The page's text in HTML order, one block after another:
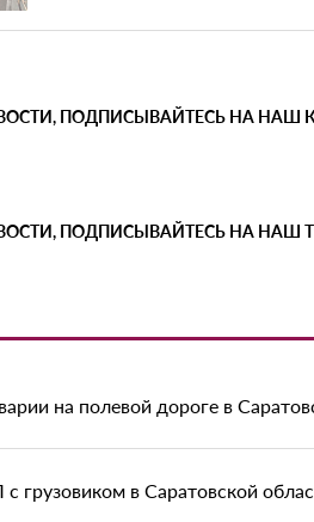
ПОДПИСЫВАЙТЕСЬ НА НАШ
ПОДПИСЫВАЙТЕСЬ НА НАШ
на полевой дороге в
грузовиком в Саратовской